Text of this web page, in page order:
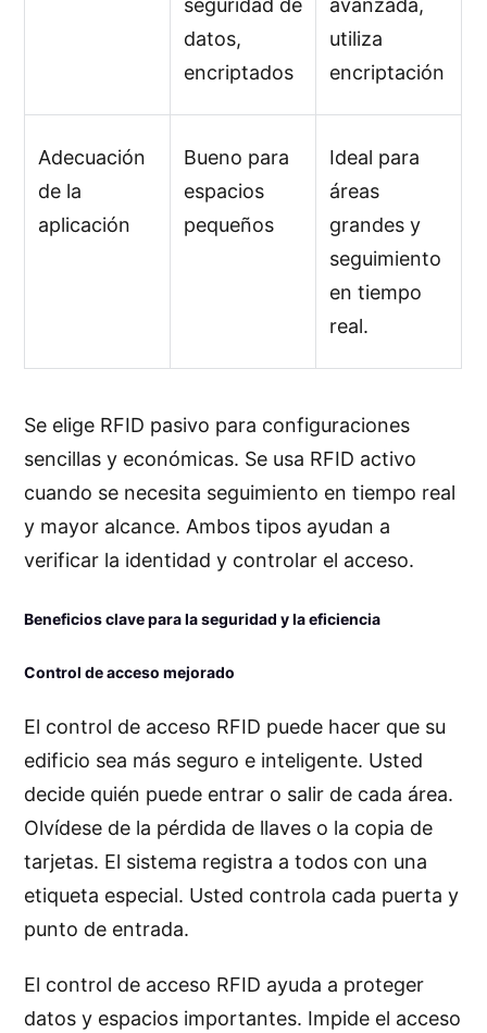
seguridad de
datos,
encriptados
avanzada,
utiliza
encriptación
Adecuación
de la
aplicación
Bueno para
espacios
pequeños
Ideal para
áreas
grandes y
seguimiento
en tiempo
real.
Se elige RFID pasivo para configuraciones
sencillas y económicas. Se usa RFID activo
cuando se necesita seguimiento en tiempo real
y mayor alcance. Ambos tipos ayudan a
verificar la identidad y controlar el acceso.
Beneficios clave para la seguridad y la eficiencia
Control de acceso mejorado
El control de acceso RFID puede hacer que su
edificio sea más seguro e inteligente. Usted
decide quién puede entrar o salir de cada área.
Olvídese de la pérdida de llaves o la copia de
tarjetas. El sistema registra a todos con una
etiqueta especial. Usted controla cada puerta y
punto de entrada.
El control de acceso RFID ayuda a proteger
datos y espacios importantes. Impide el acceso